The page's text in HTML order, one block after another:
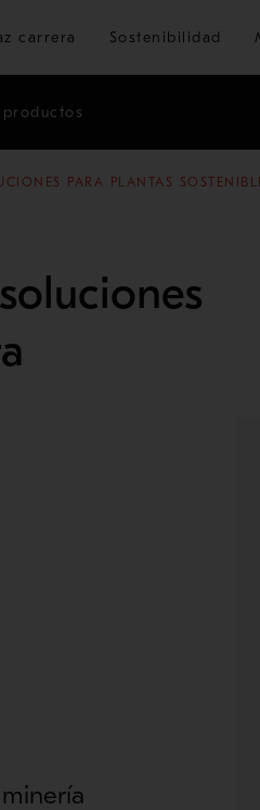
principal
carrera Sostenibilidad
PARA PLANTAS